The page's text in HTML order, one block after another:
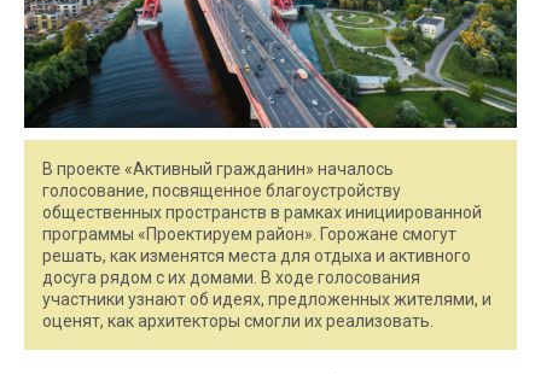
В проекте «Активный гражданин» началось
голосование, посвященное благоустройству
общественных пространств в рамках инициированной
программы «Проектируем район». Горожане смогут
решать, как изменятся места для отдыха и активного
досуга рядом с их домами. В ходе голосования
участники узнают об идеях, предложенных жителями, и
оценят, как архитекторы смогли их реализовать.